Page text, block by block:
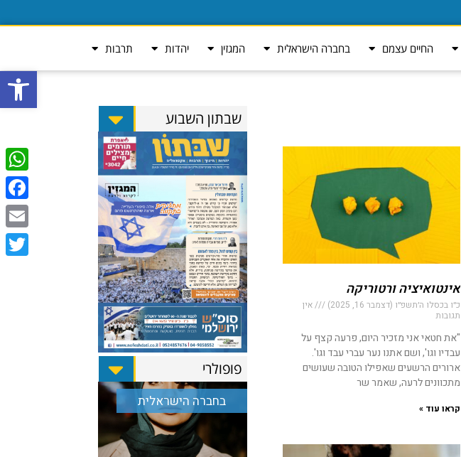
פתח
החיים עצמם בחברה הישראלית המגזין יהדות תרבות
אינטואיציה ורטוריקה
כ״ו בכסלו ה׳תשפ״ו (דצמבר 16, 2025)
אין
תגובות
"את חטאי אני מזכיר היום, פרעה קצף על
עבדיו וגו', ושם אתנו נער עברי עבד וגו'.
ארורים הרשעים שאפילו הטובה שעושים
מתכוונים לרעה, שאמר שר
קראו עוד »
שבתון השבוע
פופולרי
בחברה הישראלית
Email